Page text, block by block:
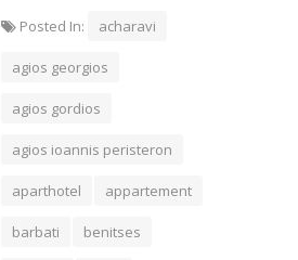
Posted In: acharavi
agios georgios
agios gordios
agios ioannis peristeron
aparthotel appartement
barbati benitses